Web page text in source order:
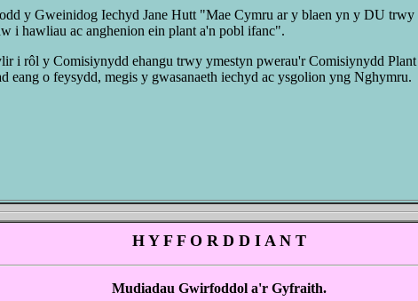
y Gweinidog Iechyd Jane Hutt "Mae Cymru ar y blaen yn y DU trwy
i hawliau ac anghenion ein plant a'n pobl ifanc".
i rôl y Comisiynydd ehangu trwy ymestyn pwerau'r Comisiynydd Plant
eang o feysydd, megis y gwasanaeth iechyd ac ysgolion yng Nghymru.
H Y F F O R D D I A N T
Mudiadau Gwirfoddol a'r Gyfraith.